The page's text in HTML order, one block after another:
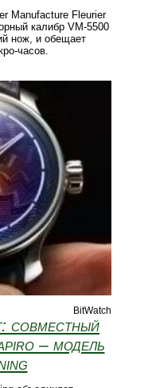
Manufacture Fleurier
калибр VM‑5500
нож, и обещает
BitWatch
совместный
– модель